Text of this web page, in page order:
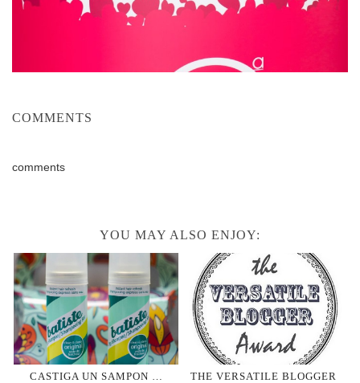
COMMENTS
comments
YOU MAY ALSO ENJOY:
CASTIGA UN SAMPON …
THE VERSATILE BLOGGER